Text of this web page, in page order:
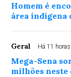
Homem é
área indígena
Geral Há 11 horas
Mega-Sena
milhões neste